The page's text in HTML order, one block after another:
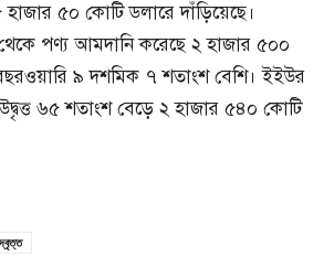
৫০ কোটি ডলারে দাঁড়িয়েছে।
পণ্য আমদানি করেছে ২ হাজার ৫০০
৯ দশমিক ৭ শতাংশ বেশি। ইইউর
উদ্বৃত্ত ৬৫ শতাংশ বেড়ে ২ হাজার ৫৪০ কোটি